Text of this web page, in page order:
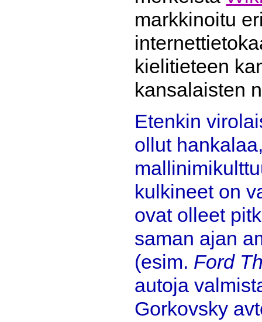
markkinoitu
kielitieteen
kansalaisten
Etenkin
ollut
kulkineet on
ovat olleet
saman ajan
(esim. Ford
autoja
Gorkovsky